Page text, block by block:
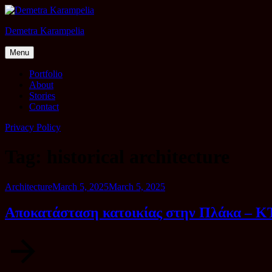
Skip
content
Demetra Karampelia
Menu
Portfolio
About
Stories
Contact
Privacy Policy
Category
ArchitecturePosted
March 5, 2025March 5, 2025
Αποκατάσταση κατοικίας στην Πλάκα –